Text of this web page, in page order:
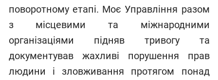
поворотному етапі. Моє Управління разом
з місцевими та міжнародними
організаціями підняв тривогу та
документував жахливі порушення прав
людини і зловживання протягом понад